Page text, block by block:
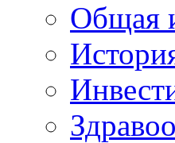
Общая